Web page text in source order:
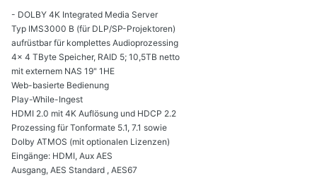
- DOLBY 4K Integrated Media Server
Typ IMS3000 B (für DLP/SP-Projektoren)
aufrüstbar für komplettes Audioprozessing
4x 4 TByte Speicher, RAID 5; 10,5TB netto
mit externem NAS 19" 1HE
Web-basierte Bedienung
Play-While-Ingest
HDMI 2.0 mit 4K Auflösung und HDCP 2.2
Prozessing für Tonformate 5.1, 7.1 sowie
Dolby ATMOS (mit optionalen Lizenzen)
Eingänge: HDMI, Aux AES
Ausgang, AES Standard , AES67